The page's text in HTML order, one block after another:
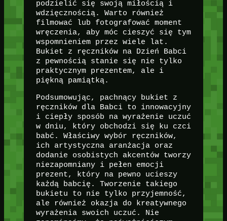
podzielić się swoją miłością i
wdzięcznością. Warto również
filmować lub fotografować moment
wręczenia, aby móc cieszyć się tym
wspomnieniem przez wiele lat.
Bukiet z ręczników na Dzień Babci
z pewnością stanie się nie tylko
praktycznym prezentem, ale i
piękną pamiątką.
Podsumowując, pachnący bukiet z
ręczników dla Babci to innowacyjny
i ciepły sposób na wyrażenie uczuć
w dniu, który obchodzi się ku czci
babć. Właściwy wybór ręczników,
ich artystyczna aranżacja oraz
dodanie osobistych akcentów tworzy
niezapomniany i pełen emocji
prezent, który na pewno ucieszy
każdą babcię. Tworzenie takiego
bukietu to nie tylko przyjemność,
ale również okazja do kreatywnego
wyrażenia swoich uczuć. Nie